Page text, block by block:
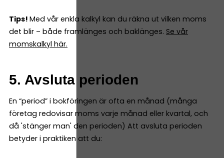
Tips! Med vår enkla kalkyl kan du räkna ut vilken moms
det blir – både framlänges och baklänges. Se vår
momskalkyl här.
5. Avsluta perioden
En “period” i bokföringen är ofta en månad (många
företag redovisar moms varje månad eller kvartal, och
då 'stänger man' den perioden) Att avsluta perioden
betyder i praktiken att du: